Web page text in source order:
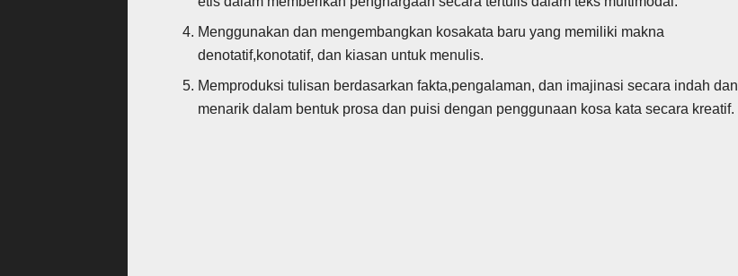
Menggunakan dan mengembangkan kosakata baru yang memiliki makna
denotatif,konotatif, dan kiasan untuk menulis.
Memproduksi tulisan berdasarkan fakta,pengalaman, dan imajinasi secara indah dan
menarik dalam bentuk prosa dan puisi dengan penggunaan kosa kata secara kreatif.